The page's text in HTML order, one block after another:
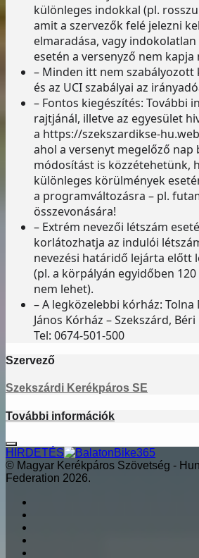
különleges indokkal (pl.
amit a szervezők felé jelezni
elmaradása, vagy
esetén a versenyző nem kapja
– Minden itt nem szabályozott
és az UCI szabályai az
– Fontos kiegészítés: További
rajtjánál, illetve az egyesület
a https://szekszardikse-
ahol a versenyt megelőző nap
módosítást is közzétehetünk,
különleges körülmények
a programváltozásra – pl.
összevonására!
– Extrém nevezői létszám
korlátozhatja az indulói
nevezési határidő lejárta előtt
(pl. a körpályán egyidőben
nem lehet).
– A legközelebbi kórház: Tolna
János Kórház – Szekszárd,
Tel: 0674-501-500
Szervező
Szekszárdi Kerékpáros SE
További információk
HIRDETÉS
© Magyar Kerékpáros Szövetség -
Federation 2026.